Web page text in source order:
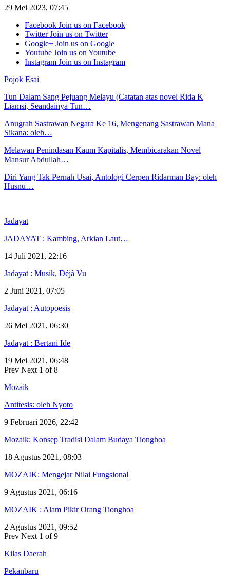
29 Mei 2023, 07:45
Facebook Join us on Facebook
Twitter Join us on Twitter
Google+ Join us on Google
Youtube Join us on Youtube
Instagram Join us on Instagram
Pojok Esai
Tun Dalam Sang Pejuang Melayu (Catatan atas novel Rida K
Liamsi, Seandainya Tun…
Anugrah Sastrawan Negara Ke 16, Mengenang Sastrawan Mana
Sikana: oleh…
Melawan Penindasan Kaum Kapitalis, Membicarakan Novel
Mansur Abdullah…
Diri Yang Tak Pernah Usai, Antologi Cerpen Ridarman Bay: oleh
Husnu…
Jadayat
JADAYAT : Kambing, Arkian Laut…
14 Juli 2021, 22:16
Jadayat : Musik, Déjà Vu
2 Juni 2021, 07:05
Jadayat : Autopoesis
26 Mei 2021, 06:30
Jadayat : Bertani Ide
19 Mei 2021, 06:48
Prev Next 1 of 8
Mozaik
Antitesis: oleh Nyoto
9 Februari 2026, 22:42
Mozaik: Konsep Tradisi Dalam Budaya Tionghoa
18 Agustus 2021, 08:03
MOZAIK: Mengejar Nilai Fungsional
9 Agustus 2021, 06:16
MOZAIK : Alam Pikir Orang Tionghoa
2 Agustus 2021, 09:52
Prev Next 1 of 9
Kilas Daerah
Pekanbaru